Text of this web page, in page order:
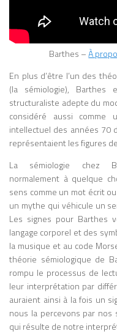
Barthes –À
En plus d’être l’un des
(la sémiologie), Barthes
structuraliste adepte du
considéré aussi comme
intellectuel des années 70
représentaient les figures
La sémiologie chez
normalement à quelque
sens comme un mot écrit
un mythe qui véhicule un
Les signes pour Barthes
langage corporel et des
la musique et au code
théorie sémiologique de
rompu le processus de
leur interprétation par
auraient ainsi à la fois un
nous la percevons par nos
qui résulte de notre
la
la